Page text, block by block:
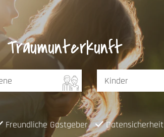
Freundliche Gastgeber Datensicherheit